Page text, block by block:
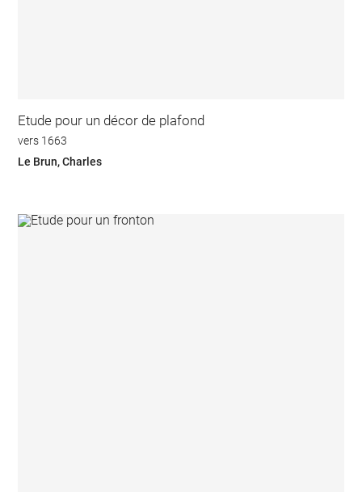
Etude pour un décor de plafond
vers 1663
Le Brun, Charles